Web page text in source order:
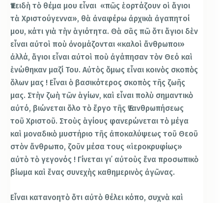
Ἐπειδὴ τὸ θέμα μου εἶναι «πῶς ἑορτάζουν οἱ ἅγιοι
τὰ Χριστούγεννα», θὰ ἀναφέρω ἀρχικὰ ἀγαπητοί
μου, κάτι γιὰ τὴν ἁγιότητα. Θὰ σᾶς πῶ ὅτι ἅγιοι δὲν
εἶναι αὐτοὶ ποὺ ὀνομάζονται «καλοὶ ἄνθρωποι»
ἀλλά, ἅγιοι εἶναι αὐτοὶ ποὺ ἀγάπησαν τὸν Θεό καὶ
ἑνώθηκαν μαζί Του. Αὐτὸς ὅμως εἶναι κοινὸς σκοπὸς
ὅλων μας ! Εἶναι ὁ βασικότερος σκοπὸς τῆς ζωῆς
μας. Στὴν ζωὴ τῶν ἁγίων, καὶ εἶναι πολὺ σημαντικὸ
αὐτό, βιώνεται ὅλο τὸ ἔργο τῆς Ἐνανθρωπήσεως
τοῦ Χριστοῦ. Στοὺς ἁγίους φανερώνεται τὸ μέγα
καὶ μοναδικὸ μυστήριο τῆς ἀποκαλύψεως τοῦ Θεοῦ
στὸν ἄνθρωπο, ζοῦν μέσα τους «ἱεροκρυφίως»
αὐτὸ τὸ γεγονός ! Γίνεται γι᾽ αὐτοὺς ἕνα προσωπικὸ
βίωμα καὶ ἕνας συνεχὴς καθημερινὸς ἀγῶνας.
Εἶναι κατανοητὸ ὅτι αὐτὸ θέλει κόπο, συχνὰ καὶ